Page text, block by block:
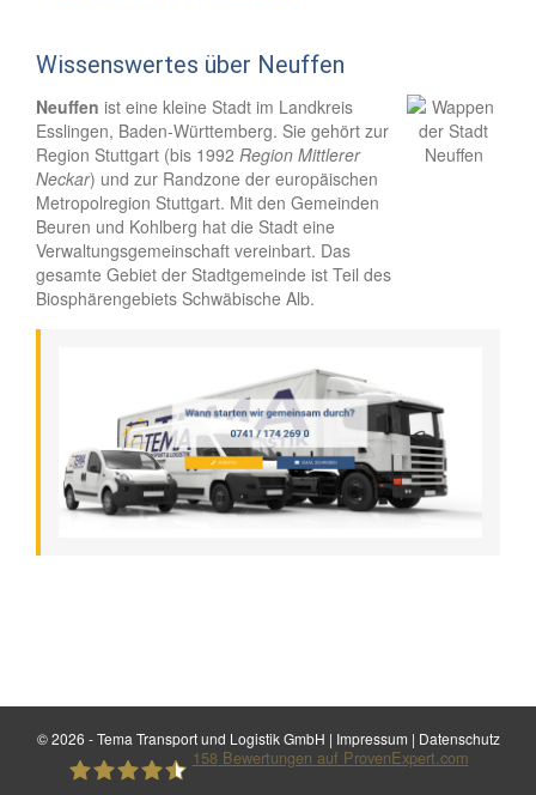
Wissenswertes über Neuffen
Neuffen ist eine kleine Stadt im Landkreis
Esslingen, Baden-Württemberg. Sie gehört zur
Region Stuttgart (bis 1992 Region Mittlerer
Neckar) und zur Randzone der europäischen
Metropolregion Stuttgart. Mit den Gemeinden
Beuren und Kohlberg hat die Stadt eine
Verwaltungsgemeinschaft vereinbart. Das
gesamte Gebiet der Stadtgemeinde ist Teil des
Biosphärengebiets Schwäbische Alb.
©2026 - Tema Transport und Logistik GmbH | Impressum | Datenschutz
158Bewertungen auf ProvenExpert.com